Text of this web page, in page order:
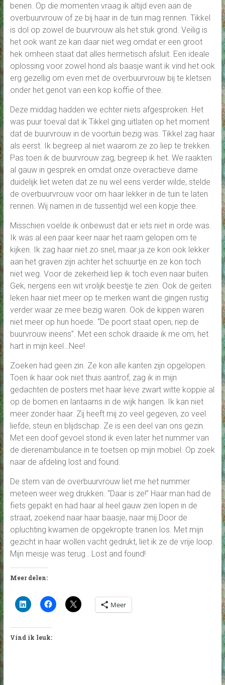
benen. Op die momenten vraag ik altijd even aan de
overbuurvrouw of ze bij haar in de tuin mag rennen. Tikkel
is dol op zowel de buurvrouw als het stuk grond. Veilig is
het ook want ze kan daar niet weg omdat er een groot
hek omheen staat dat alles hermetisch afsluit. Een ideale
oplossing voor zowel hond als baasje want ik vind het ook
erg gezellig om even met de overbuurvrouw bij te kletsen
onder het genot van een kop koffie of thee.
Deze middag hadden we echter niets afgesproken. Het
was puur toeval dat ik Tikkel ging uitlaten op het moment
dat de buurvrouw in de voortuin bezig was. Tikkel zag haar
als eerst. Ik begreep al niet waarom ze zo liep te trekken.
Pas toen ik de buurvrouw zag, begreep ik het. We raakten
al gauw in gesprek en omdat onze overactieve dame
duidelijk liet weten dat ze nu wel eens verder wilde, stelde
de overbuurvrouw voor om haar lekker in de tuin te laten
rennen. Wij namen in de tussentijd wel een kopje thee.
Misschien voelde ik onbewust dat er iets niet in orde was.
Ik was al een paar keer naar het raam gelopen om te
kijken. Ik zag haar niet zo snel, maar ja ze kon ook lekker
aan het graven zijn achter het schuurtje en ze kon toch
niet weg. Voor de zekerheid liep ik toch even naar buiten.
Gek, nergens een wit vrolijk beestje te zien. Ook de geiten
leken haar niet meer op te merken want die gingen rustig
verder waar ze mee bezig waren. Ook de kippen waren
niet meer op hun hoede. “De poort staat open, riep de
buurvrouw ineens”. Met een schok draaide ik me om, het
hart in mijn keel…Nee!
Zoeken had geen zin. Ze kon alle kanten zijn opgelopen.
Toen ik haar ook niet thuis aantrof, zag ik in mijn
gedachten de posters met haar lieve zwart witte koppie al
op de bomen en lantaarns in de wijk hangen. Ik kan niet
meer zonder haar. Zij heeft mij zo veel gegeven, zo veel
liefde, steun en blijdschap. Ze is een deel van ons gezin.
Met een doof gevoel stond ik even later het nummer van
de dierenambulance in te toetsen op mijn mobiel. Op zoek
naar de afdeling lost and found.
De stem van de overbuurvrouw liet me het nummer
meteen weer weg drukken. “Daar is ze!” Haar man had de
fiets gepakt en had haar al heel gauw zien lopen in de
straat, zoekend naar haar baasje, naar mij.Door de
opluchting kwamen de opgekropte tranen los. Met mijn
gezicht in haar wollen vacht gedrukt, liet ik ze de vrije loop.
Mijn meisje was terug.. Lost and found!
Meer delen:
Meer
Vind ik leuk: